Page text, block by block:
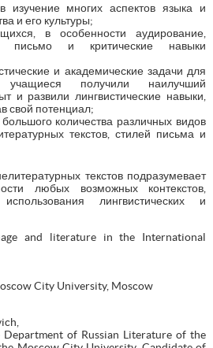
изучение многих аспектов языка и
и его культуры;
в особенности аудирование,
письмо и критические навыки
и академические задачи для
получили наилучший
и развили лингвистические навыки,
свой потенциал;
количества различных видов
текстов, стилей письма и
текстов подразумевает
любых возможных контекстов,
лингвистических и
and literature in the International
City University, Moscow
of Russian Literature of the